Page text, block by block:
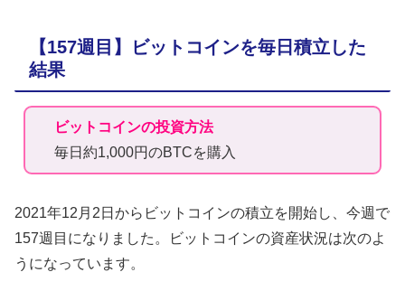
【157週目】ビットコインを毎日積立した
結果
ビットコインの投資方法
毎日約1,000円のBTCを購入
2021年12月2日からビットコインの積立を開始し、今週で
157週目になりました。ビットコインの資産状況は次のよ
うになっています。